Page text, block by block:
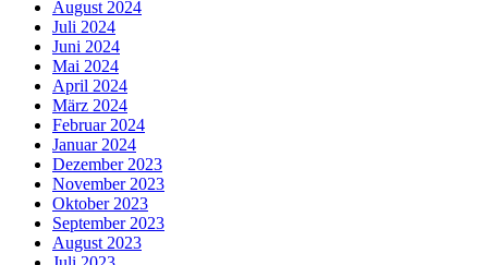
August 2024
Juli 2024
Juni 2024
Mai 2024
April 2024
März 2024
Februar 2024
Januar 2024
Dezember 2023
November 2023
Oktober 2023
September 2023
August 2023